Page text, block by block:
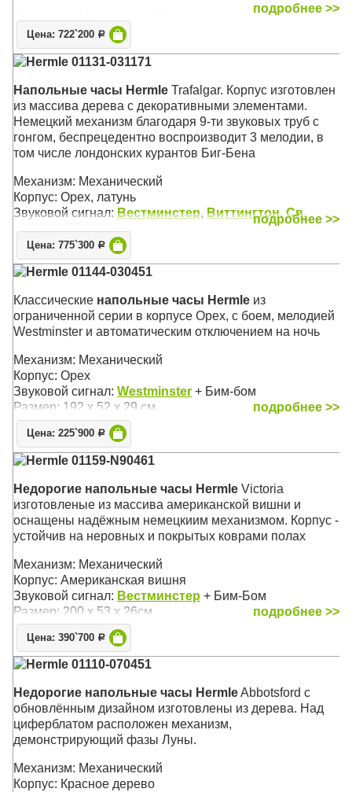
Механизм: Механический с тросовым подвесом гирь
Корпус: Орех
Звуковой сигнал:Вестминстер
Михаил, Бим-Бом
подробнее >>
Цена: 722`200 Р
Hermle 01131-031171
Напольные часы Hermle Trafalgar. Корпус изготовлен
из массива дерева с декоративными элементами.
Немецкий механизм благодаря 9-ти звуковых труб с
гонгом, беспрецедентно воспроизводит 3 мелодии, в
том числе лондонских курантов Биг-Бена
Механизм: Механический
Корпус: Орех, латунь
Звуковой сигнал: Вестминстер, Виттингтон, Св.
Михаил, Бим-Бом
Размер: 206 х 62 х 36 см
подробнее >>
Цена: 775`300 Р
Hermle 01144-030451
Классические напольные часы Hermle из
ограниченной серии в корпусе Орех, с боем, мелодией
Westminster и автоматическим отключением на ночь
Механизм: Механический
Корпус: Орех
Звуковой сигнал: Westminster + Бим-бом
Размер: 192 х 52 х 29 см
подробнее >>
Цена: 225`900 Р
Hermle 01159-N90461
Недорогие напольные часы Hermle Victoria
изготовленые из массива американской вишни и
оснащены надёжным немецкиим механизмом. Корпус -
устойчив на неровных и покрытых коврами полах
Механизм: Механический
Корпус: Американская вишня
Звуковой сигнал: Вестминстер + Бим-Бом
Размер: 200 х 53 х 26см
подробнее >>
Цена: 390`700 Р
Hermle 01110-070451
Недорогие напольные часы HermleAbbotsford с
обновлённым дизайном изготовлены из дерева. Над
циферблатом расположен механизм,
демонстрирующий фазы Луны.
Механизм: Механический
Корпус: Красное дерево